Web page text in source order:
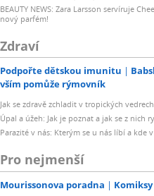
BEAUTY NEWS: Zara Larsson servíruje
nový parfém!
Zdraví
Podpořte dětskou imunitu
vším pomůže rýmovník
Jak se zdravě zchladit v tropických
Úpal a úžeh: Jak je poznat a jak se z nich
Parazité v nás: Kterým se u nás líbí a kde
Pro nejmenší
Mourissonova poradna Komiksy